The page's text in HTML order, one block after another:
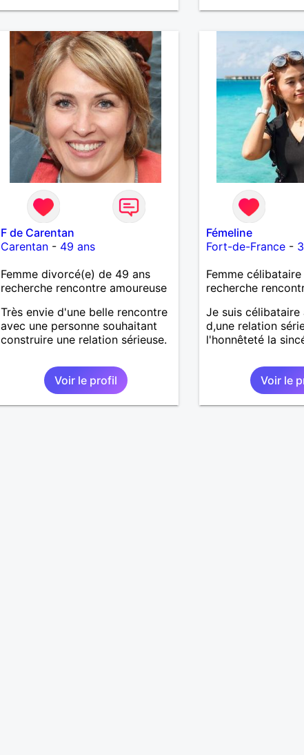
F de Carentan
Carentan- 49 ans
Femme divorcé(e) de 49 ans
recherche rencontre amoureuse
Très envie d'une belle rencontre
avec une personne souhaitant
construire une relation sérieuse.
Voir le profil
Fémeline
Fort-de-France -
Femme
recherche
Je suis célibataire
d,une relation
l'honnêteté la
Voir le